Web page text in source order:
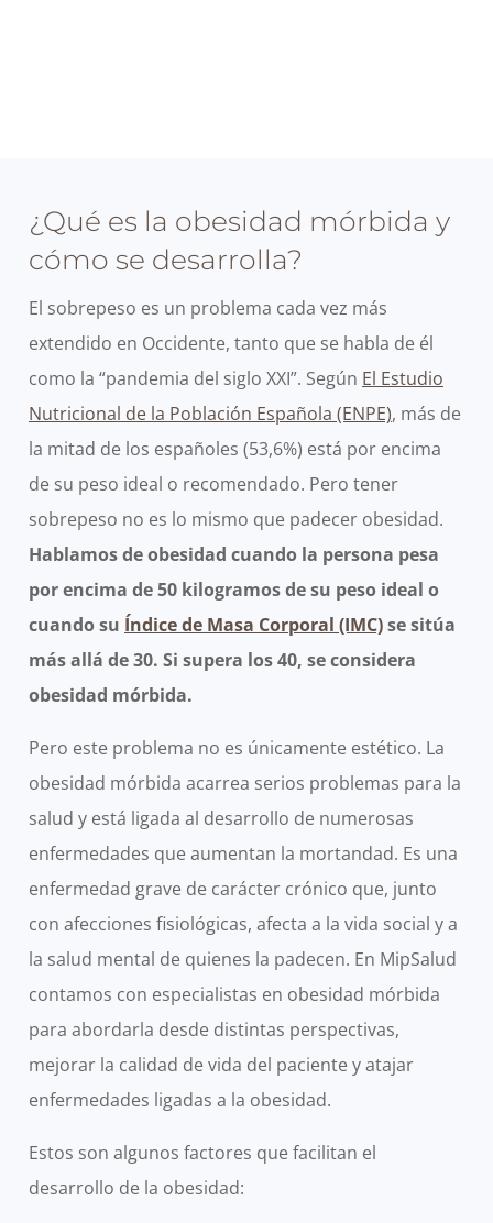
¿Qué es la obesidad mórbida y
cómo se desarrolla?
El sobrepeso es un problema cada vez más
extendido en Occidente, tanto que se habla de él
como la “pandemia del siglo XXI”. Según El Estudio
Nutricional de la Población Española (ENPE), más de
la mitad de los españoles (53,6%) está por encima
de su peso ideal o recomendado. Pero tener
sobrepeso no es lo mismo que padecer obesidad.
Hablamos de obesidad cuando la persona pesa
por encima de 50 kilogramos de su peso ideal o
cuando su Índice de Masa Corporal (IMC)se sitúa
más allá de 30. Si supera los 40, se considera
obesidad mórbida.
Pero este problema no es únicamente estético. La
obesidad mórbida acarrea serios problemas para la
salud y está ligada al desarrollo de numerosas
enfermedades que aumentan la mortandad. Es una
enfermedad grave de carácter crónico que, junto
con afecciones fisiológicas, afecta a la vida social y a
la salud mental de quienes la padecen. En MipSalud
contamos con especialistas en obesidad mórbida
para abordarla desde distintas perspectivas,
mejorar la calidad de vida del paciente y atajar
enfermedades ligadas a la obesidad.
Estos son algunos factores que facilitan el
desarrollo de la obesidad: